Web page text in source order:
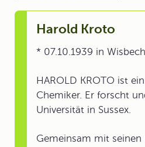
Harold Kroto
* 07.10.1939 in
HAROLD KROTO ist
Chemiker. Er forscht
Universität in Sussex.
Gemeinsam mit seinen